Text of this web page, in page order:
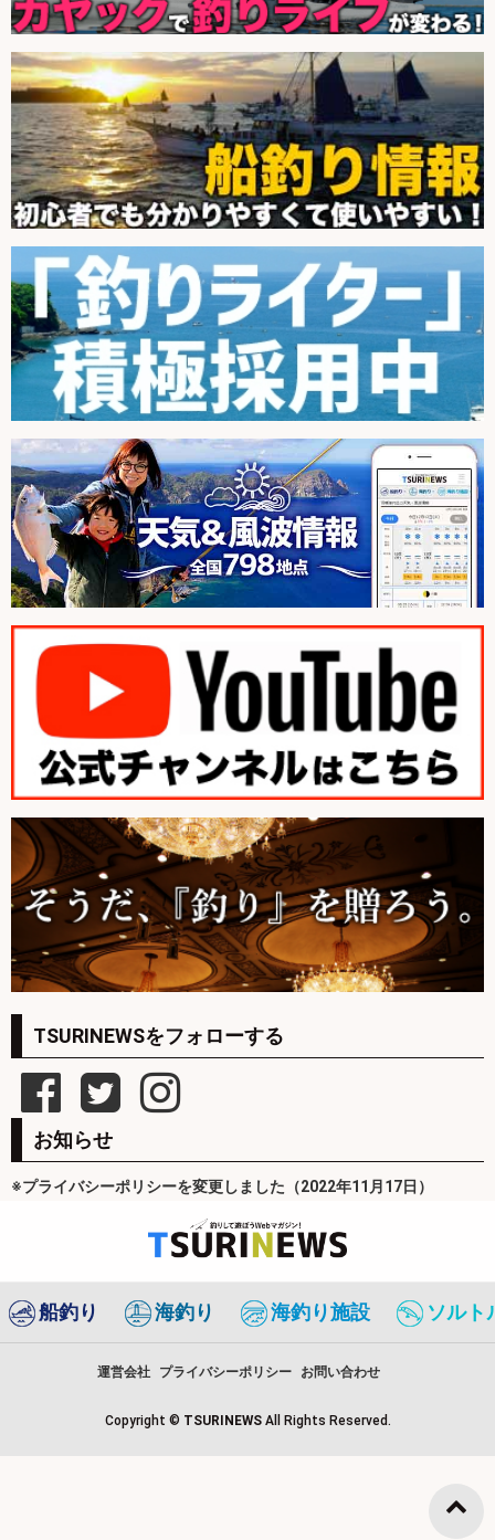
TSURINEWSをフォローする
お知らせ
※プライバシーポリシーを変更しました（2022年11月17日）
船釣り 海釣り 海釣り施設 ソルト
運営会社 プライバシーポリシー お問い合わせ
Copyright © TSURINEWS All Rights Reserved.